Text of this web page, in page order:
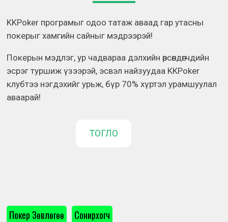
KKPoker програмыг одоо татаж аваад гар утасны
покерыг хамгийн сайныг мэдрээрэй!
Покерын мэдлэг, ур чадвараа дэлхийн өрсөлдөгчдийн
эсрэг туршиж үзээрэй, эсвэл найзуудаа KKPoker
клубтээ нэгдэхийг урьж, бүр 70% хүртэл урамшуулал
аваарай!
ТОГЛО
Покер Зөвлөгөө Сонирхогч